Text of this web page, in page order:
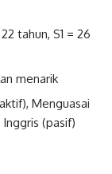
tahun, S1 = 26
menarik
Menguasai
(pasif)